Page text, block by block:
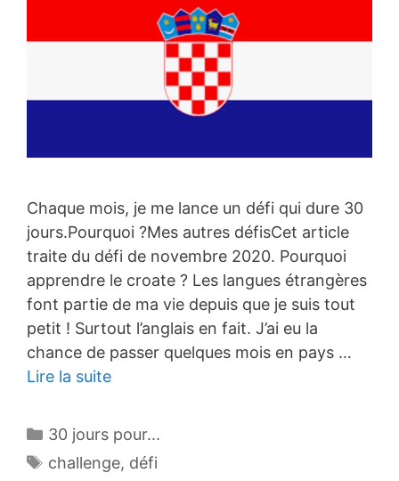
Chaque mois, je me lance un défi qui dure 30
jours.Pourquoi ?Mes autres défisCet article
traite du défi de novembre 2020. Pourquoi
apprendre le croate ? Les langues étrangères
font partie de ma vie depuis que je suis tout
petit ! Surtout l’anglais en fait. J’ai eu la
chance de passer quelques mois en pays …
Lire la suite
Catégories
30 jours pour...
Étiquettes
challenge, défi